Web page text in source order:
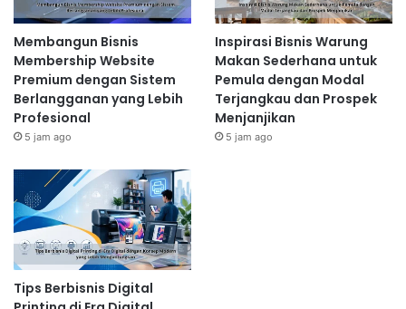
Membangun Bisnis
Membership Website
Premium dengan Sistem
Berlangganan yang Lebih
Profesional
5 jam ago
Inspirasi Bisnis Warung
Makan Sederhana untuk
Pemula dengan Modal
Terjangkau dan Prospek
Menjanjikan
5 jam ago
Tips Berbisnis Digital